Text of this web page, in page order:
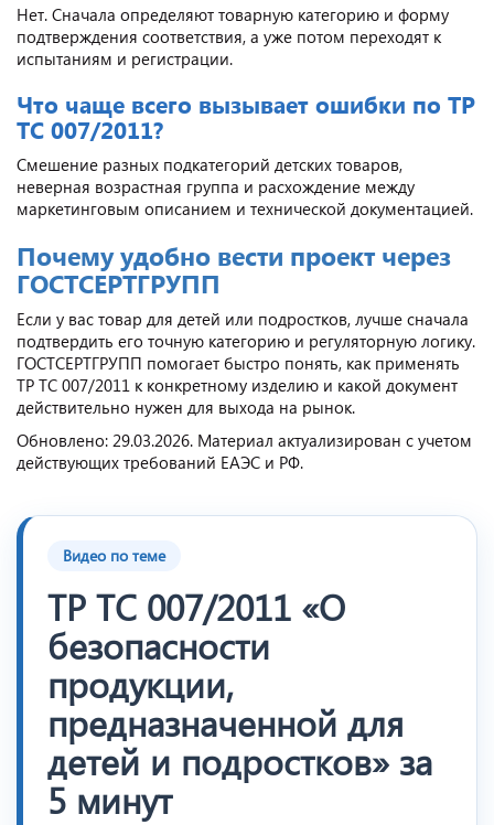
Нет. Сначала определяют товарную категорию и форму
подтверждения соответствия, а уже потом переходят к
испытаниям и регистрации.
Что чаще всего вызывает ошибки по ТР
ТС 007/2011?
Смешение разных подкатегорий детских товаров,
неверная возрастная группа и расхождение между
маркетинговым описанием и технической документацией.
Почему удобно вести проект через
ГОСТСЕРТГРУПП
Если у вас товар для детей или подростков, лучше сначала
подтвердить его точную категорию и регуляторную логику.
ГОСТСЕРТГРУПП помогает быстро понять, как применять
ТР ТС 007/2011 к конкретному изделию и какой документ
действительно нужен для выхода на рынок.
Обновлено: 29.03.2026. Материал актуализирован с учетом
действующих требований ЕАЭС и РФ.
Видео по теме
ТР ТС 007/2011 «О
безопасности
продукции,
предназначенной для
детей и подростков» за
5 минут